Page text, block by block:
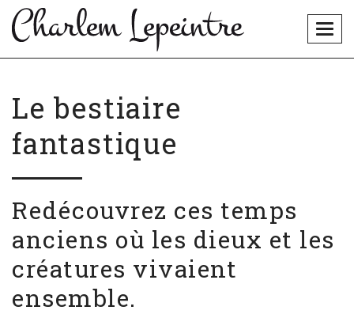
Le bestiaire
fantastique
Redécouvrez ces temps
anciens où les dieux et les
créatures vivaient
ensemble.